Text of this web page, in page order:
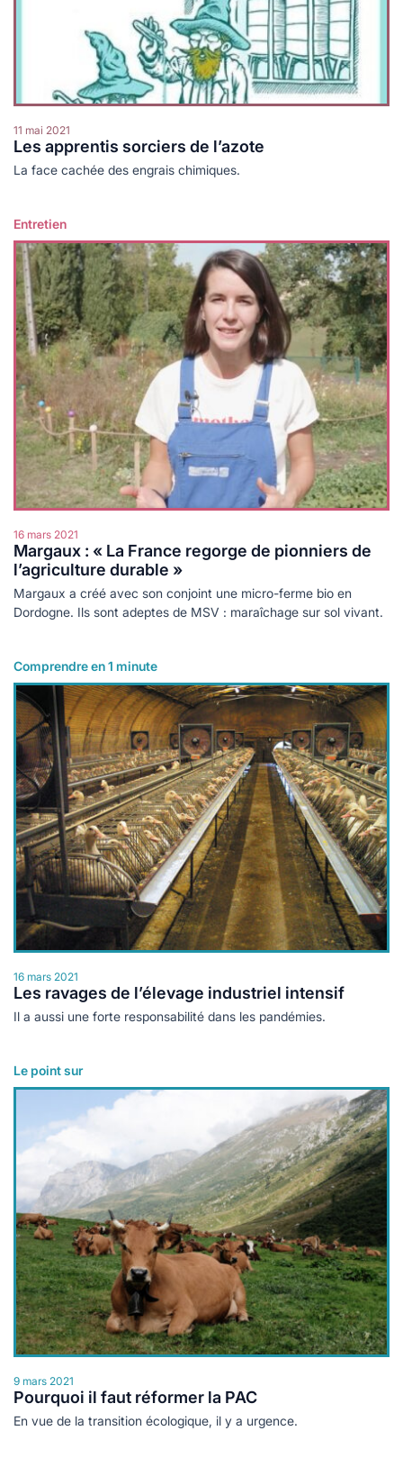
11 mai 2021
Les apprentis sorciers de l’azote
La face cachée des engrais chimiques.
Entretien
16 mars 2021
Margaux : « La France regorge de pionniers de
l’agriculture durable »
Margaux a créé avec son conjoint une micro-ferme bio en
Dordogne. Ils sont adeptes de MSV : maraîchage sur sol vivant.
Lire plus
Comprendre en 1 minute
16 mars 2021
Les ravages de l’élevage industriel intensif
Il a aussi une forte responsabilité dans les pandémies.
Lire plus
Le point sur
9 mars 2021
Pourquoi il faut réformer la PAC
En vue de la transition écologique, il y a urgence.
Lire plus